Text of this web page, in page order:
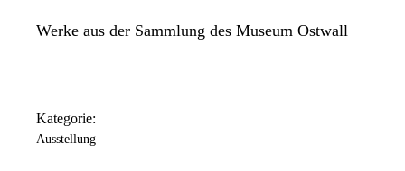
Werke aus der Sammlung des Museum Ostwall
Kategorie:
Ausstellung